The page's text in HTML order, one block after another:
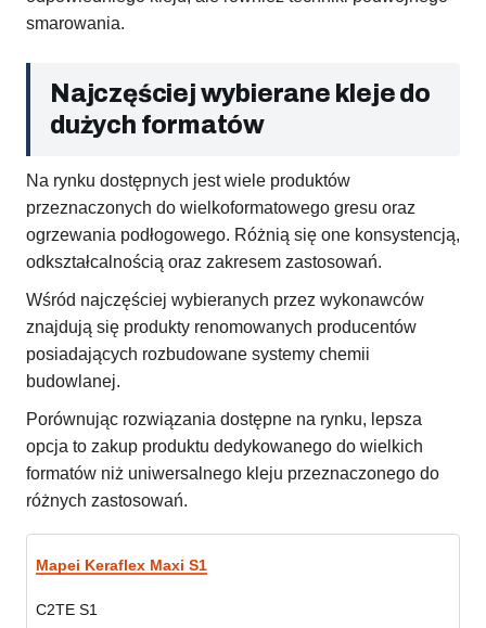
smarowania.
Najczęściej wybierane kleje do
dużych formatów
Na rynku dostępnych jest wiele produktów
przeznaczonych do wielkoformatowego gresu oraz
ogrzewania podłogowego. Różnią się one konsystencją,
odkształcalnością oraz zakresem zastosowań.
Wśród najczęściej wybieranych przez wykonawców
znajdują się produkty renomowanych producentów
posiadających rozbudowane systemy chemii
budowlanej.
Porównując rozwiązania dostępne na rynku, lepsza
opcja to zakup produktu dedykowanego do wielkich
formatów niż uniwersalnego kleju przeznaczonego do
różnych zastosowań.
Mapei Keraflex Maxi S1
C2TE S1